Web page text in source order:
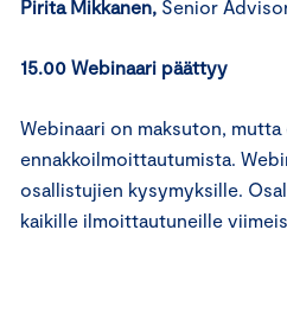
Pirita Mikkanen, Senior
15.00 Webinaari päättyy
Webinaari on maksuton,
ennakkoilmoittautumista.
osallistujien kysymyksille.
kaikille ilmoittautuneille